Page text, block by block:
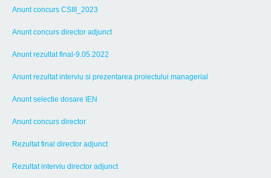
Anunt concurs CSIII_2023
Anunt concurs director adjunct
Anunt rezultat final-9.05.2022
Anunt rezultat interviu si prezentarea proiectului managerial
Anunt selectie dosare IEN
Anunt concurs director
Rezultat final director adjunct
Rezultat interviu director adjunct